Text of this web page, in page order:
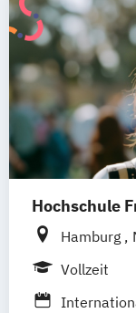
Hochschule
Hamburg
Berlin
Vollzeit